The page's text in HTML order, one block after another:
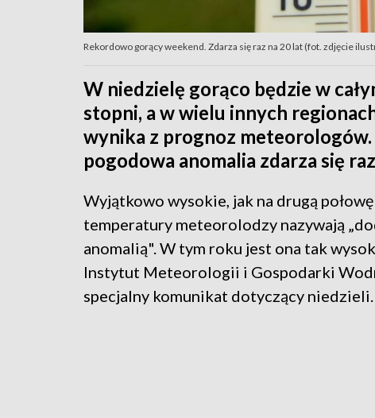
Rekordowo gorący weekend. Zdarza się raz na 20 lat (fot. zdjęcie
W niedzielę gorąco będzie w
stopni, a w wielu innych
wynika z prognoz
pogodowa anomalia zdarza się
Wyjątkowo wysokie, jak na drugą
temperatury meteorolodzy nazywają
anomalią". W tym roku jest ona tak
Instytut Meteorologii i Gospodarki
specjalny komunikat dotyczący niedzieli.